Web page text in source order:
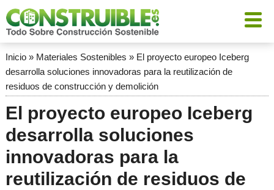
Inicio» Materiales Sostenibles » El proyecto europeo Iceberg
desarrolla soluciones innovadoras para la reutilización de
residuos de construcción y demolición
El proyecto europeo Iceberg
desarrolla soluciones
innovadoras para la
reutilización de residuos de